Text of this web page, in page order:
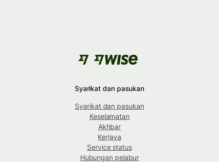
Syarikat dan pasukan
Syarikat dan pasukan
Keselamatan
Akhbar
Kerjaya
Service status
Hubungan pelabur